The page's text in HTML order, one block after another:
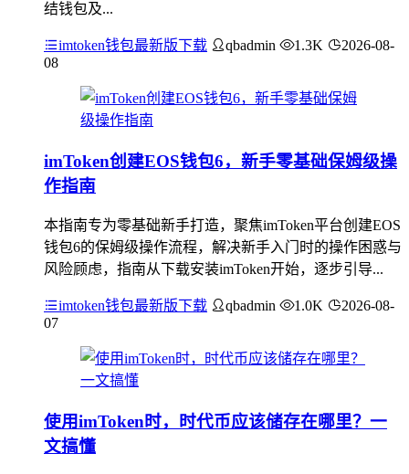
结钱包及...
imtoken钱包最新版下载 qbadmin 1.3K
2026-08-
08
imToken创建EOS钱包6，新手零基础保姆级操
作指南
本指南专为零基础新手打造，聚焦imToken平台创建EOS
钱包6的保姆级操作流程，解决新手入门时的操作困惑与
风险顾虑，指南从下载安装imToken开始，逐步引导...
imtoken钱包最新版下载 qbadmin 1.0K
2026-08-
07
使用imToken时，时代币应该储存在哪里？一
文搞懂